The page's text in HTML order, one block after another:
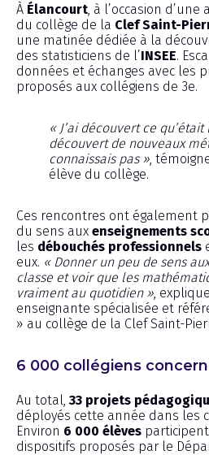
À Élancourt , à l’occasion
du collège de la Clef Saint-
une matinée dédiée à la
des statisticiens de l’INSEE.
données et échanges avec les
proposés aux collégiens de 3e.
« J’ai découvert ce qu’était
découvert de nouveaux
connaissais pas » ,
élève du collège.
Ces rencontres ont également
du sens aux enseignements
les débouchés professionnels
eux. « Donner un peu de sens
classe et voir que les
vraiment au quotidien » ,
enseignante spécialisée et
» au collège de la Clef Saint-
6 000 collégiens
Au total, 33 projets
déployés cette année dans les
Environ 6 000 élèves
dispositifs proposés par le